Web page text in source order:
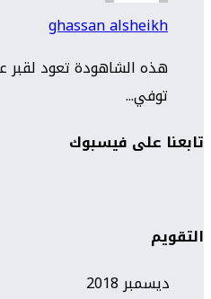
ghassan alsheikh
هذه الشاهودة تعود لقبر
توفي...
تابعنا على فيسبوك
التقويم
ديسمبر 2018